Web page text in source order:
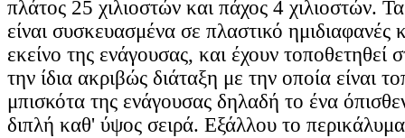
πλάτος 25 χιλιοστών και πάχος 4 χιλιοστών.
είναι συσκευασμένα σε πλαστικό ημιδιαφανές
εκείνο της ενάγουσας, και έχουν τοποθετηθεί
την ίδια ακριβώς διάταξη με την οποία είναι
μπισκότα της ενάγουσας δηλαδή το ένα
διπλή καθ' ύψος σειρά. Εξάλλου το